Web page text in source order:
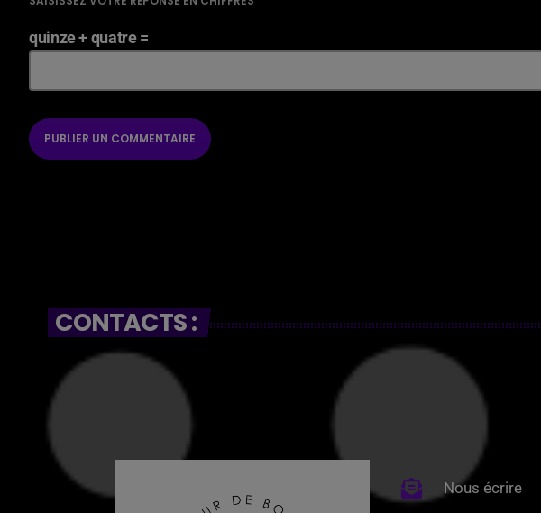
quinze + quatre =
CONTACTS :
Nous écrire